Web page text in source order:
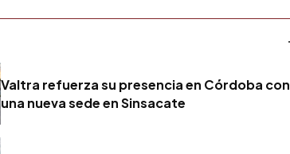
Valtra refuerza su presencia en Córdoba con
una nueva sede en Sinsacate